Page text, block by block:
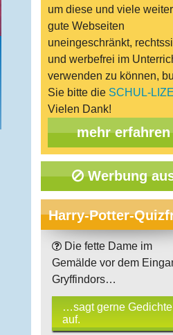
um diese und viele
gute Webseiten
uneingeschränkt,
und werbefrei im
verwenden zu können,
Sie bitte die SCHUL-
Vielen Dank!
mehr erfahren
Werbung
Harry-Potter-
Die fette Dame im
Gemälde vor dem
Gryffindors…
…sagt gerne Gedichte
auf.